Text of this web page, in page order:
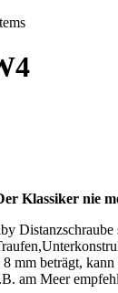
Klassiker nie
mm beträgt,
am Meer